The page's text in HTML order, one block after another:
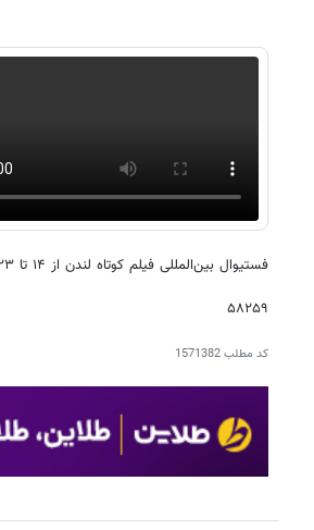
فستیوال بین‌المللی فیلم کوتاه لندن از ۱۴ تا ۲۳ ژانویه ۲۰۲۲ (۲۴ دی تا ۳ بهمن ۱۴۰۰) برگزار می‌شود.
۵۸۲۵۹
کد مطلب1571382